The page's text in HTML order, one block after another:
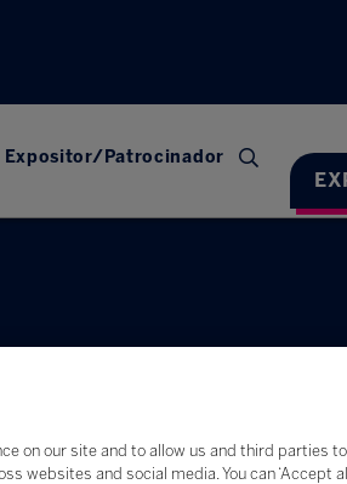
Expositor/Patrocinador
on our site and to allow us and third parties to
websites and social media. You can ‘Accept